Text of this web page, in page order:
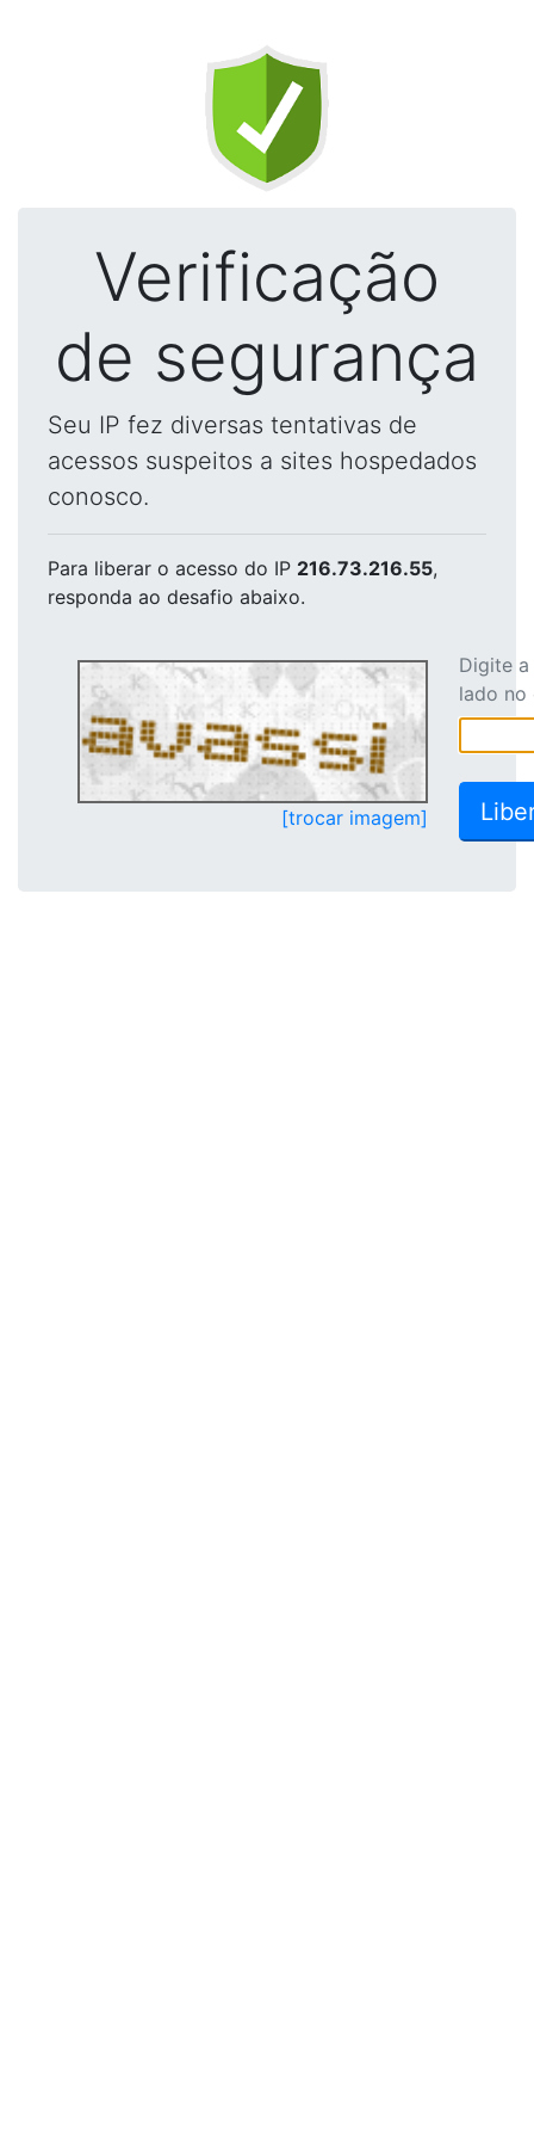
Verificação
de segurança
Seu IP fez diversas tentativas de
acessos suspeitos a sites hospedados
conosco.
Para liberar o acesso do IP 216.73.216.55,
responda ao desafio abaixo.
[trocar imagem]
Digite
lado no